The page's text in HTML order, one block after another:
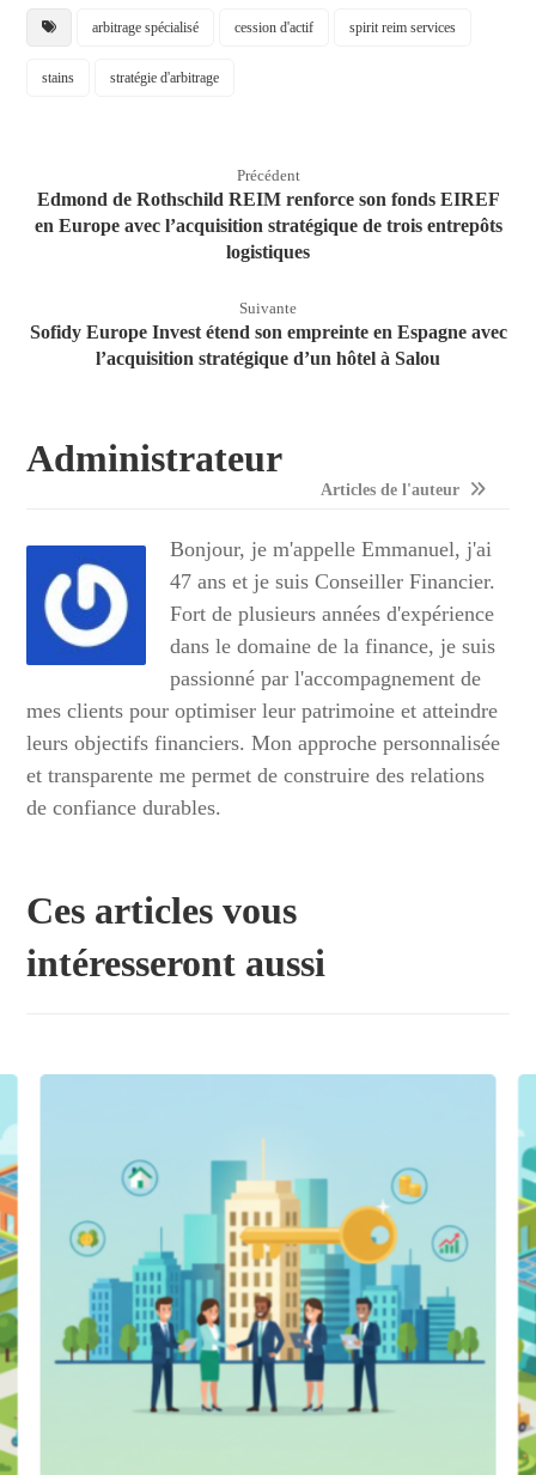
arbitrage spécialisé cession d'actif spirit reim services
stains stratégie d'arbitrage
Précédent
Edmond de Rothschild REIM renforce son fonds EIREF
en Europe avec l’acquisition stratégique de trois entrepôts
logistiques
Suivante
Sofidy Europe Invest étend son empreinte en Espagne avec
l’acquisition stratégique d’un hôtel à Salou
Administrateur
Articles de l'auteur
Bonjour, je m'appelle Emmanuel, j'ai
47 ans et je suis Conseiller Financier.
Fort de plusieurs années d'expérience
dans le domaine de la finance, je suis
passionné par l'accompagnement de
mes clients pour optimiser leur patrimoine et atteindre
leurs objectifs financiers. Mon approche personnalisée
et transparente me permet de construire des relations
de confiance durables.
Ces articles vous
intéresseront aussi